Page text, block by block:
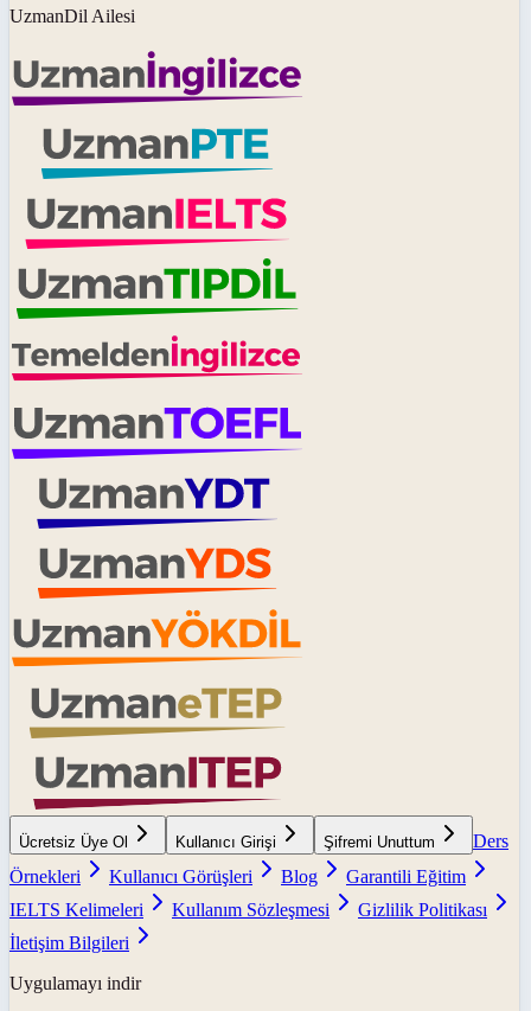
UzmanDil Ailesi
Ücretsiz Üye Ol Kullanıcı Girişi Şifremi Unuttum
Ders
Örnekleri
Kullanıcı Görüşleri Blog
Garantili Eğitim
IELTS Kelimeleri
Kullanım Sözleşmesi
Gizlilik Politikası
İletişim Bilgileri
Uygulamayı indir